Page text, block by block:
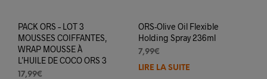
PACK ORS – LOT 3
MOUSSES COIFFANTES,
WRAP MOUSSE À
L’HUILE DE COCO ORS 3
17,99€
ORS-Olive Oil Flexible
Holding Spray 236ml
7,99€
LIRE LA SUITE